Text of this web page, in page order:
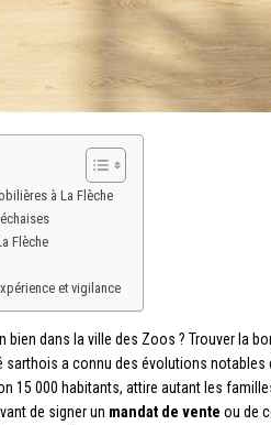
à La Flèche
Flèche
et vigilance
bien dans la ville des Zoos ? Trouver la
sarthois a connu des évolutions
15 000 habitants, attire autant les
de signer un mandat de vente ou de